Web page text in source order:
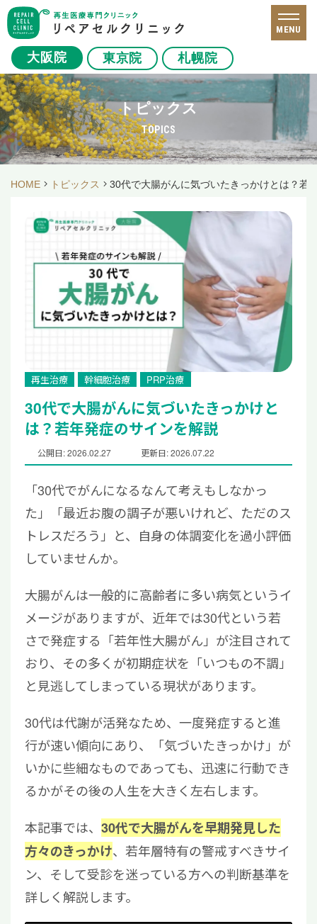
大阪院 東京院 札幌院
MENU
トピックス
TOPICS
HOME トピックス 30代で大腸がんに気づいたきっかけとは？若
再生治療 幹細胞治療 PRP治療
30代で大腸がんに気づいたきっかけと
は？若年発症のサインを解説
公開日: 2026.02.27 更新日: 2026.07.22
「30代でがんになるなんて考えもしなかっ
た」「最近お腹の調子が悪いけれど、ただのス
トレスだろう」と、自身の体調変化を過小評価
していませんか。
大腸がんは一般的に高齢者に多い病気というイ
メージがありますが、近年では30代という若
さで発症する「若年性大腸がん」が注目されて
おり、その多くが初期症状を「いつもの不調」
と見逃してしまっている現状があります。
30代は代謝が活発なため、一度発症すると進
行が速い傾向にあり、「気づいたきっかけ」が
いかに些細なものであっても、迅速に行動でき
るかがその後の人生を大きく左右します。
本記事では、 30代で大腸がんを早期発見した
方々のきっかけ、若年層特有の警戒すべきサイ
ン、そして受診を迷っている方への判断基準を
詳しく解説します。